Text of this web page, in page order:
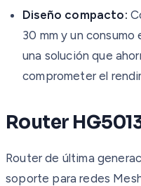
Diseño compacto:
30 mm y un
una solución que
comprometer el
Router
Router de última
soporte para redes